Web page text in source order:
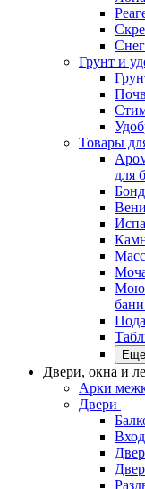
Грунт и
Товары
для
Еще
Двери, окна и
Арки
Двери